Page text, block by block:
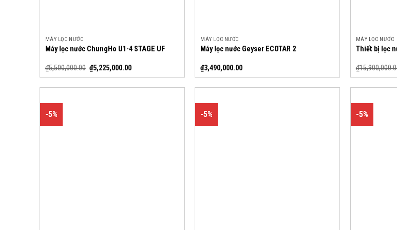
MÁY LỌC NƯỚC
Máy lọc nước ChungHo U1-4 STAGE UF
₫5,500,000.00 ₫5,225,000.00
MÁY LỌC NƯỚC
Máy lọc nước Geyser ECOTAR 2
₫3,490,000.00
MÁY LỌC NƯỚC
Thiết bị lọc
₫
-5% -5% -5%